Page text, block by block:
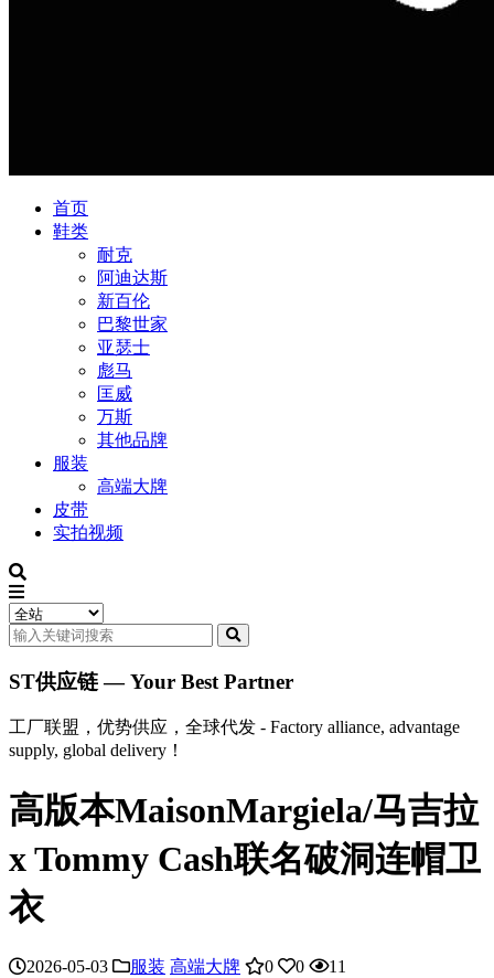
首页
鞋类
耐克
阿迪达斯
新百伦
巴黎世家
亚瑟士
彪马
匡威
万斯
其他品牌
服装
高端大牌
皮带
实拍视频
ST供应链 — Your Best Partner
工厂联盟，优势供应，全球代发 - Factory alliance, advantage
supply, global delivery！
高版本MaisonMargiela/马吉拉
x Tommy Cash联名破洞连帽卫
衣
2026-05-03 服装 高端大牌 0 0 11